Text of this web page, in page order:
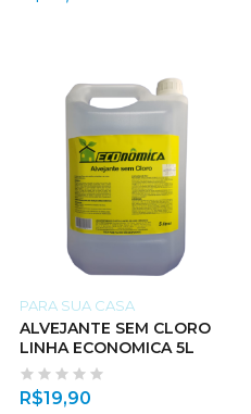
PARA SUA CASA
ALVEJANTE SEM CLORO
LINHA ECONOMICA 5L
R$19,90